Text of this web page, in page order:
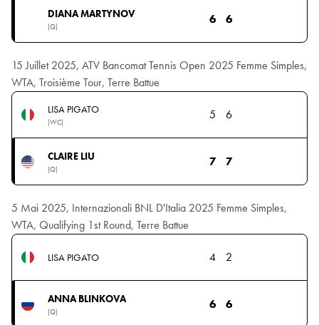
DIANA MARTYNOV
(Q)
6 6
15 Juillet 2025, ATV Bancomat Tennis Open 2025 Femme Simples,
WTA, Troisième Tour, Terre Battue
LISA PIGATO
(WC)
5 6
CLAIRE LIU
(Q)
7 7
5 Mai 2025, Internazionali BNL D'Italia 2025 Femme Simples,
WTA, Qualifying 1st Round, Terre Battue
LISA PIGATO 4 2
ANNA BLINKOVA
(Q)
6 6